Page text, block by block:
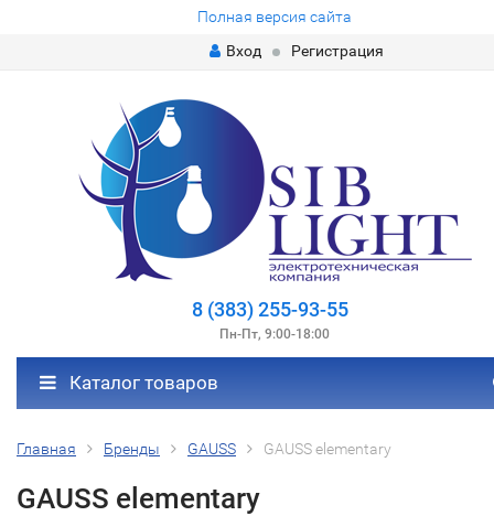
Полная версия сайта
Вход
Регистрация
8 (383) 255-93-55
Пн-Пт, 9:00-18:00
Каталог товаров
Главная Бренды GAUSS GAUSS elementary
GAUSS elementary